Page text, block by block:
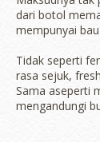
dari botol
mempunyai
Tidak seperti
rasa sejuk,
Sama aseperti
mengandungi